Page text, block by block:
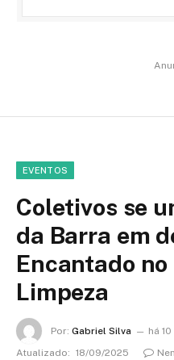
EVENTOS
Coletivos se
da Barra em
Encantado
Limpeza
Por: Gabriel Silva
há
Atualizado: 18/09/2025